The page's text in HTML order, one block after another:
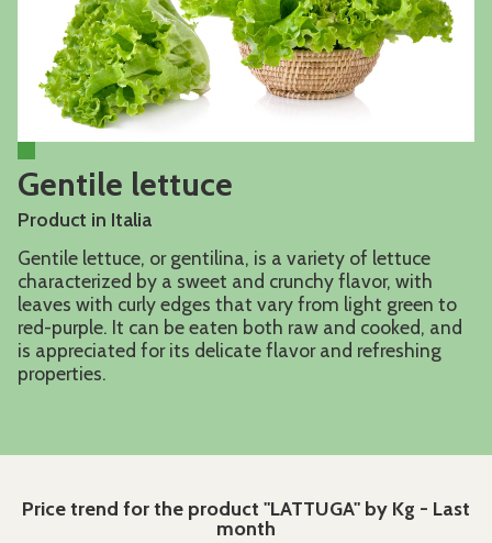
Gentile lettuce
Product in Italia
Gentile lettuce, or gentilina, is a variety of lettuce
characterized by a sweet and crunchy flavor, with
leaves with curly edges that vary from light green to
red-purple. It can be eaten both raw and cooked, and
is appreciated for its delicate flavor and refreshing
properties.
Price trend for the product "LATTUGA" by Kg - Last
month